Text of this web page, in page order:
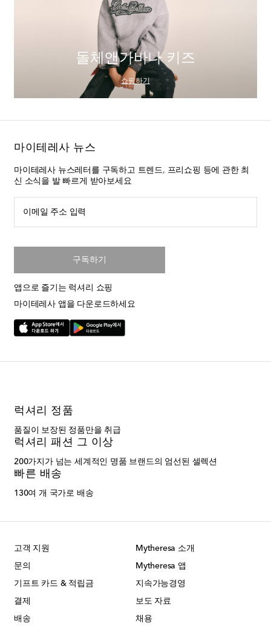
돌체앤가바나 키즈
쇼핑하기
마이테레사 뉴스
마이테레사 뉴스레터를 구독하고 트렌드, 프리쇼핑 등에 관한 최
신 소식을 발 빠르게 받아보세요
이메일 주소 입력
구독하기
앱으로 즐기는 럭셔리 쇼핑
마이테레사 앱을 다운로드하세요
럭셔리 정품
품질이 보장된 정품만을 취급
럭셔리 패션 그 이상
200가지가 넘는 세계적인 명품 브랜드의 엄선된 셀렉션
빠른 배송
130여 개 국가로 배송
고객 지원
문의
기프트 카드 & 적립금
결제
배송
Mytheresa 소개
Mytheresa 앱
지속가능경영
보도 자료
채용